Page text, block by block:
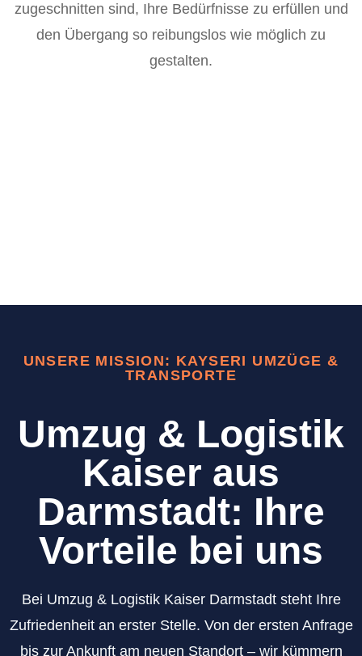
zugeschnitten sind, Ihre Bedürfnisse zu erfüllen und
den Übergang so reibungslos wie möglich zu
gestalten.
UNSERE MISSION: KAYSERI UMZÜGE &
TRANSPORTE
Umzug & Logistik
Kaiser aus
Darmstadt: Ihre
Vorteile bei uns
Bei Umzug & Logistik Kaiser Darmstadt steht Ihre
Zufriedenheit an erster Stelle. Von der ersten Anfrage
bis zur Ankunft am neuen Standort – wir kümmern